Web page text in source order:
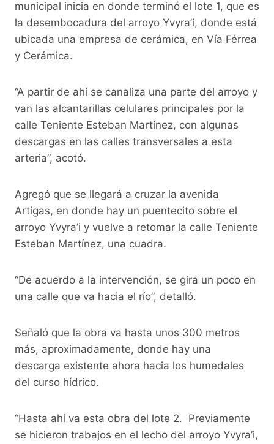
municipal inicia en donde terminó el lote 1, que es
la desembocadura del arroyo Yvyra’i, donde está
ubicada una empresa de cerámica, en Vía Férrea
y Cerámica.
“A partir de ahí se canaliza una parte del arroyo y
van las alcantarillas celulares principales por la
calle Teniente Esteban Martínez, con algunas
descargas en las calles transversales a esta
arteria”, acotó.
Agregó que se llegará a cruzar la avenida
Artigas, en donde hay un puentecito sobre el
arroyo Yvyra’i y vuelve a retomar la calle Teniente
Esteban Martínez, una cuadra.
“De acuerdo a la intervención, se gira un poco en
una calle que va hacia el río”, detalló.
Señaló que la obra va hasta unos 300 metros
más, aproximadamente, donde hay una
descarga existente ahora hacia los humedales
del curso hídrico.
“Hasta ahí va esta obra del lote 2. Previamente
se hicieron trabajos en el lecho del arroyo Yvyra’i,